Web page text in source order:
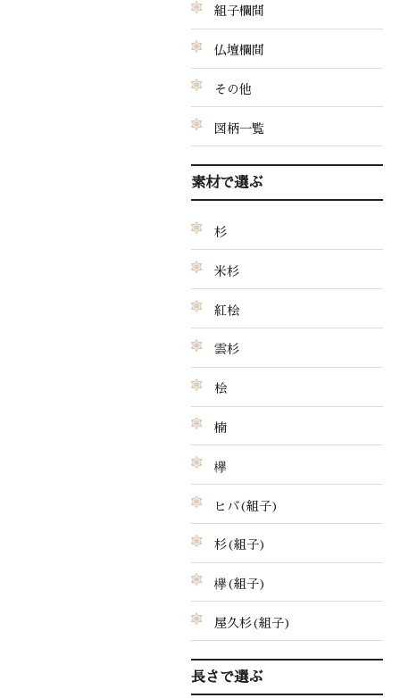
組子欄間
仏壇欄間
その他
図柄一覧
素材で選ぶ
杉
米杉
紅桧
雲杉
桧
楠
欅
ヒバ(組子)
杉(組子)
欅(組子)
屋久杉(組子)
長さで選ぶ